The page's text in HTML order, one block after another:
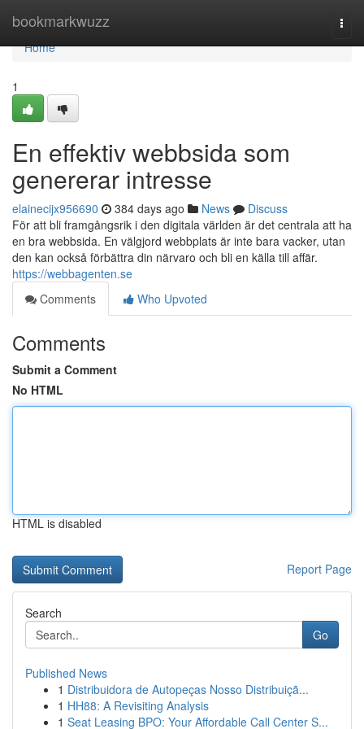
bookmarkwuzz
Home
Home
1
En effektiv webbsida som
genererar intresse
elainecijx956690 384 days ago News
Discuss
För att bli framgångsrik i den digitala världen är det centrala att ha
en bra webbsida. En välgjord webbplats är inte bara vacker, utan
den kan också förbättra din närvaro och bli en källa till affär.
https://webbagenten.se
Comments
Who Upvoted
Comments
Submit a Comment
No HTML
HTML is disabled
Report Page
Search
Go
Published News
1 Distribuidora de Autopeças Nosso Distribuiçã...
1 HH88: A Revisiting Analysis
1 Seat Leasing BPO: Your Affordable Call Center S...